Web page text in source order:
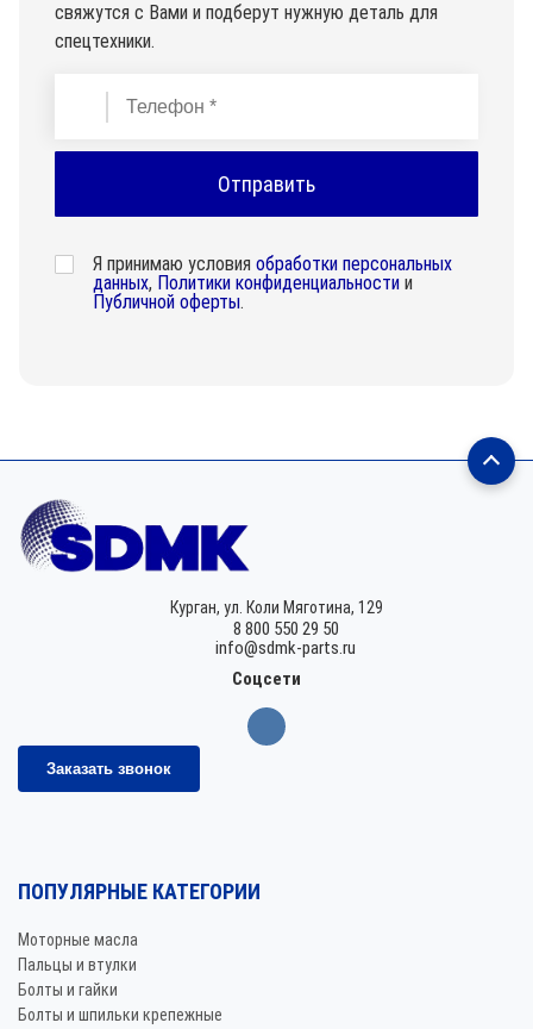
свяжутся с Вами и подберут нужную деталь для
спецтехники.
Я принимаю условия обработки персональных
данных, Политики конфиденциальности и
Публичной оферты.
Курган, ул. Коли Мяготина, 129
8 800 550 29 50
info@sdmk-parts.ru
Соцсети
Заказать звонок
ПОПУЛЯРНЫЕ КАТЕГОРИИ
Моторные масла
Пальцы и втулки
Болты и гайки
Болты и шпильки крепежные